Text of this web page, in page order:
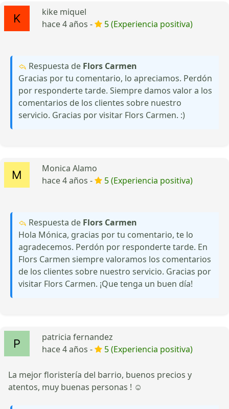
kike miquel
hace 4 años -
5 (Experiencia positiva)
Respuesta de Flors Carmen
Gracias por tu comentario, lo apreciamos. Perdón
por responderte tarde. Siempre damos valor a los
comentarios de los clientes sobre nuestro
servicio. Gracias por visitar Flors Carmen. :)
Monica Alamo
hace 4 años -
5 (Experiencia positiva)
Respuesta de Flors Carmen
Hola Mónica, gracias por tu comentario, te lo
agradecemos. Perdón por responderte tarde. En
Flors Carmen siempre valoramos los comentarios
de los clientes sobre nuestro servicio. Gracias por
visitar Flors Carmen. ¡Que tenga un buen día!
patricia fernandez
hace 4 años -
5 (Experiencia positiva)
La mejor floristería del barrio, buenos precios y
atentos, muy buenas personas ! ☺